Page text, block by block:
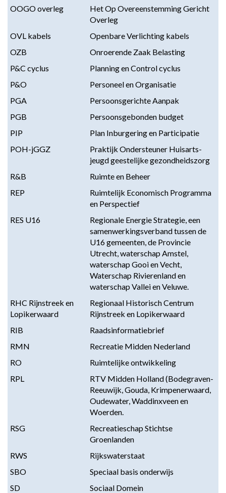
OOGO overleg
Het Op Overeenstemming Gericht
Overleg
OVL kabels
Openbare Verlichting kabels
OZB
Onroerende Zaak Belasting
P&C cyclus
Planning en Control cyclus
P&O
Personeel en Organisatie
PGA
Persoonsgerichte Aanpak
PGB
Persoonsgebonden budget
PIP
Plan Inburgering en Participatie
POH-jGGZ
Praktijk Ondersteuner Huisarts-
jeugd geestelijke gezondheidszorg
R&B
Ruimte en Beheer
REP
Ruimtelijk Economisch Programma
en Perspectief
RES U16
Regionale Energie Strategie, een
samenwerkingsverband tussen de
U16 gemeenten, de Provincie
Utrecht, waterschap Amstel,
waterschap Gooi en Vecht,
Waterschap Rivierenland en
waterschap Vallei en Veluwe.
RHC Rijnstreek en
Lopikerwaard
Regionaal Historisch Centrum
Rijnstreek en Lopikerwaard
RIB
Raadsinformatiebrief
RMN
Recreatie Midden Nederland
RO
Ruimtelijke ontwikkeling
RPL
RTV Midden Holland (Bodegraven-
Reeuwijk, Gouda, Krimpenerwaard,
Oudewater, Waddinxveen en
Woerden.
RSG
Recreatieschap Stichtse
Groenlanden
RWS
Rijkswaterstaat
SBO
Speciaal basis onderwijs
SD
Sociaal Domein